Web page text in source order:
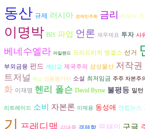
동산 규제 러시아 경제민주화 금리 티모시 가
이명박 BIS 파업 언론 재무제표 투자 사
베네수엘라 아일랜드 프리드리히 엥겔스 선거
부외금융 펀드 개신교 제국주의 삼성물산 저작권
트저널
레닌 신용평가사 소설 최저임금 주주 자본주의
화 이재명 헨리 폴슨 David Byrne 불평등 밀턴
리트레이드 소비 자본론 이재용 동성애 연합뉴스
기 프레디맥 김대중 경제학 문재인 구글